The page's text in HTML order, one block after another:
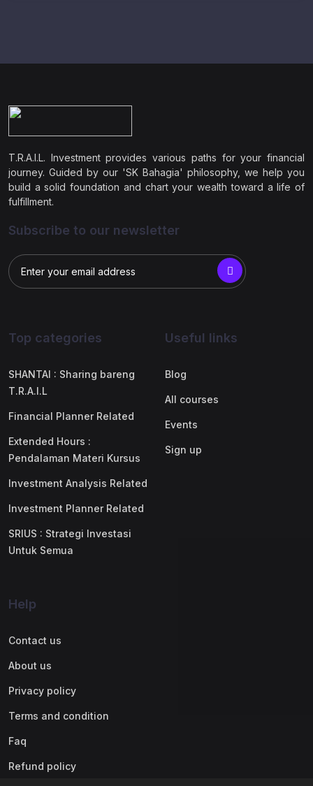
T.R.A.I.L. Investment provides various paths for your financial
journey. Guided by our 'SK Bahagia' philosophy, we help you
build a solid foundation and chart your wealth toward a life of
fulfillment.
Subscribe to our newsletter
Top categories
SHANTAI : Sharing bareng
T.R.A.I.L
Financial Planner Related
Extended Hours :
Pendalaman Materi Kursus
Investment Analysis Related
Investment Planner Related
SRIUS : Strategi Investasi
Untuk Semua
Useful links
Blog
All courses
Events
Sign up
Help
Contact us
About us
Privacy policy
Terms and condition
Faq
Refund policy